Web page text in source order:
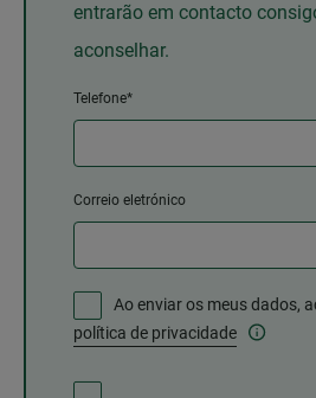
entrarão em contacto
aconselhar.
Telefone*
Correio eletrónico
Ao enviar os meus dados,
política de privacidade